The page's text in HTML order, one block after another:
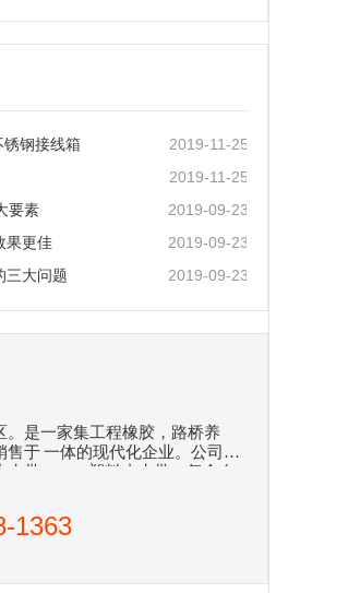
锈钢接线箱 2019-11-25
2019-11-25
要素 2019-09-23
果更佳 2019-09-23
三大问题 2019-09-23
是一家集工程橡胶，路桥养
于 一体的现代化企业。公司主
带（PVC塑料止水带、复合自
气气囊,预应力波纹管,锚具等
地铁、水库 、电厂、高层楼房
济效益和社会效益的双丰收。
1363